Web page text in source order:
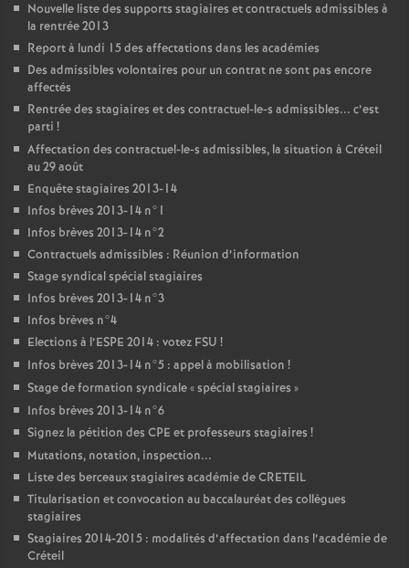
Nouvelle liste des supports stagiaires et contractuels admissibles à
la rentrée 2013
Report à lundi 15 des affectations dans les académies
Des admissibles volontaires pour un contrat ne sont pas encore
affectés
Rentrée des stagiaires et des contractuel-le-s admissibles... c’est
parti !
Affectation des contractuel-le-s admissibles, la situation à Créteil
au 29 août
Enquête stagiaires 2013-14
Infos brèves 2013-14 n°1
Infos brèves 2013-14 n°2
Contractuels admissibles : Réunion d’information
Stage syndical spécial stagiaires
Infos brèves 2013-14 n°3
Infos brèves n°4
Elections à l’ESPE 2014 : votez FSU !
Infos brèves 2013-14 n°5 : appel à mobilisation !
Stage de formation syndicale «spécial stagiaires »
Infos brèves 2013-14 n°6
Signez la pétition des CPE et professeurs stagiaires !
Mutations, notation, inspection...
Liste des berceaux stagiaires académie deCRETEIL
Titularisation et convocation au baccalauréat des collègues
stagiaires
Stagiaires 2014-2015 : modalités d’affectation dans l’académie de
Créteil